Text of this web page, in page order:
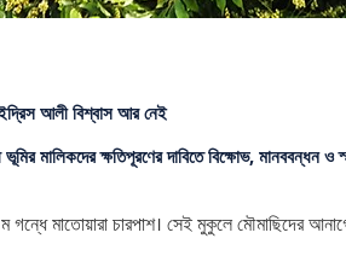
ইদ্রিস আলী বিশ্বাস আর নেই
মালিকদের ক্ষতিপূরণের দাবিতে বিক্ষোভ, মানববন্ধন ও
গন্ধে মাতোয়ারা চারপাশ। সেই মুকুলে মৌমাছিদের